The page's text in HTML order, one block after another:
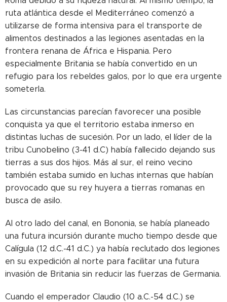
ruta atlántica desde el Mediterráneo comenzó a
utilizarse de forma intensiva para el transporte de
alimentos destinados a las legiones asentadas en la
frontera renana de África e Hispania. Pero
especialmente Britania se había convertido en un
refugio para los rebeldes galos, por lo que era urgente
someterla.
Las circunstancias parecían favorecer una posible
conquista ya que el territorio estaba inmerso en
distintas luchas de sucesión. Por un lado, el líder de la
tribu Cunobelino (3-41 d.C) había fallecido dejando sus
tierras a sus dos hijos. Más al sur, el reino vecino
también estaba sumido en luchas internas que habían
provocado que su rey huyera a tierras romanas en
busca de asilo.
Al otro lado del canal, en Bononia, se había planeado
una futura incursión durante mucho tiempo desde que
Calígula (12 d.C.-41 d.C.) ya había reclutado dos legiones
en su expedición al norte para facilitar una futura
invasión de Britania sin reducir las fuerzas de Germania.
Cuando el emperador Claudio (10 a.C.-54 d.C.) se